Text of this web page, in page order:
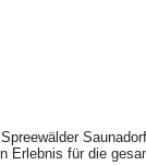
Erlebnis für die